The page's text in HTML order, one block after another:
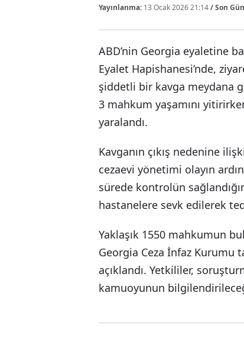
Yayınlanma: 13 Ocak 2026 21:14/ Son
ABD’nin Georgia eyaletine
Eyalet Hapishanesi’nde,
şiddetli bir kavga meydana
3 mahkum yaşamını
yaralandı.
Kavganın çıkış nedenine
cezaevi yönetimi olayın
sürede kontrolün
hastanelere sevk edilerek
Yaklaşık 1550 mahkumun
Georgia Ceza İnfaz Kurumu
açıklandı. Yetkililer,
kamuoyunun